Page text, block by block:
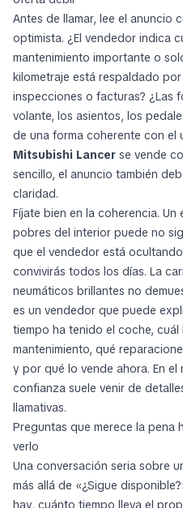
Antes de llamar, lee el anuncio
optimista. ¿El vendedor indica
mantenimiento importante o
kilometraje está respaldado
inspecciones o facturas? ¿Las
volante, los asientos, los
de una forma coherente con el
Mitsubishi Lancer se vende
sencillo, el anuncio también
claridad.
Fíjate bien en la coherencia.
pobres del interior puede no
que el vendedor está
convivirás todos los días. La
neumáticos brillantes no
es un vendedor que puede
tiempo ha tenido el coche, cuál
mantenimiento, qué
y por qué lo vende ahora. En
confianza suele venir de
llamativas.
Preguntas que merece la pena
verlo
Una conversación seria sobre
más allá de «¿Sigue
hay, cuánto tiempo lleva el